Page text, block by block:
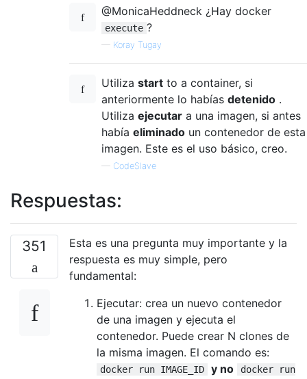
@MonicaHeddneck ¿Hay docker
execute ?
— Koray Tugay
Utiliza start to a container, si
anteriormente lo habías detenido .
Utiliza ejecutar a una imagen, si antes
había eliminado un contenedor de esta
imagen. Este es el uso básico, creo.
— CodeSlave
Respuestas:
351
Esta es una pregunta muy importante y la
respuesta es muy simple, pero
fundamental:
Ejecutar: crea un nuevo contenedor
de una imagen y ejecuta el
contenedor. Puede crear N clones de
la misma imagen. El comando es:
docker run IMAGE_ID y no
docker run